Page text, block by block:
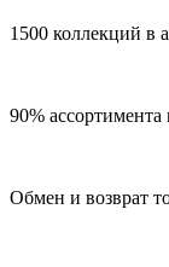
1500 коллекций в
90%
Обмен и возврат